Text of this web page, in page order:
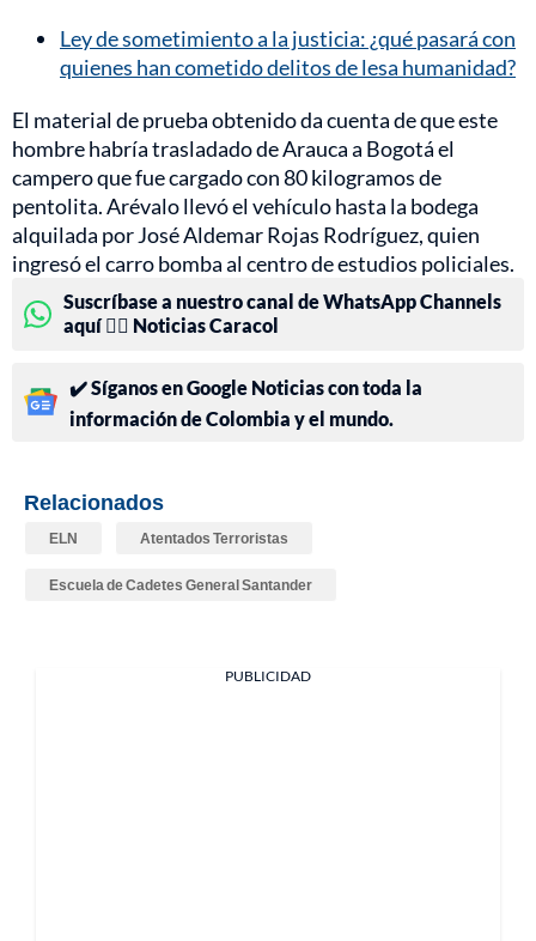
Ley de sometimiento a la justicia: ¿qué pasará con
quienes han cometido delitos de lesa humanidad?
El material de prueba obtenido da cuenta de que este
hombre habría trasladado de Arauca a Bogotá el
campero que fue cargado con 80 kilogramos de
pentolita. Arévalo llevó el vehículo hasta la bodega
alquilada por José Aldemar Rojas Rodríguez, quien
ingresó el carro bomba al centro de estudios policiales.
Suscríbase a nuestro canal de WhatsApp Channels
aquí 👉🏻 Noticias Caracol
✔️ Síganos en Google Noticias con toda la
información de Colombia y el mundo.
Relacionados
ELN Atentados Terroristas
Escuela de Cadetes General Santander
PUBLICIDAD